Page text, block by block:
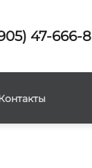
47-666-